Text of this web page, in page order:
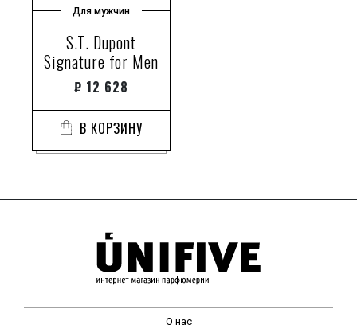
Для мужчин
S.T. Dupont
Signature for Men
₽ 12 628
В КОРЗИНУ
О нас